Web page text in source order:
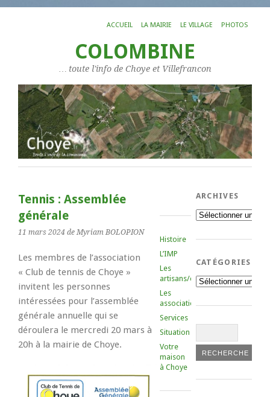
ACCUEIL LA MAIRIE LE VILLAGE PHOTOS
COLOMBINE
… toute l'info de Choye et Villefrancon
Tennis : Assemblée
générale
11 mars 2024 de Myriam BOLOPION
Les membres de l’association
« Club de tennis de Choye »
invitent les personnes
intéressées pour l’assemblée
générale annuelle qui se
déroulera le mercredi 20 mars à
20h à la mairie de Choye.
Histoire
L’IMP
Les
artisans/commerçants
Les
associations
Services
Situation
Votre
maison
à Choye
ARCHIVES
Archives
CATÉGORIES
Catégories